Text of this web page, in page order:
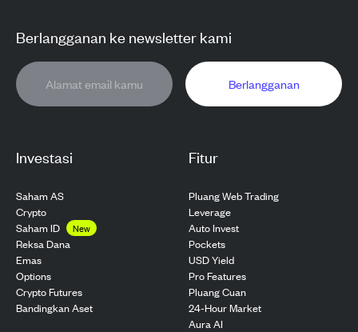
Investasi
Saham AS
Crypto
Saham ID
New
Reksa Dana
Emas
Options
Crypto Futures
Bandingkan Aset
Fitur
Pluang Web Trading
Leverage
Auto Invest
Pockets
USD Yield
Pro Features
Pluang Cuan
24-Hour Market
Aura AI
Berlangganan ke newsletter kami
Berlangganan